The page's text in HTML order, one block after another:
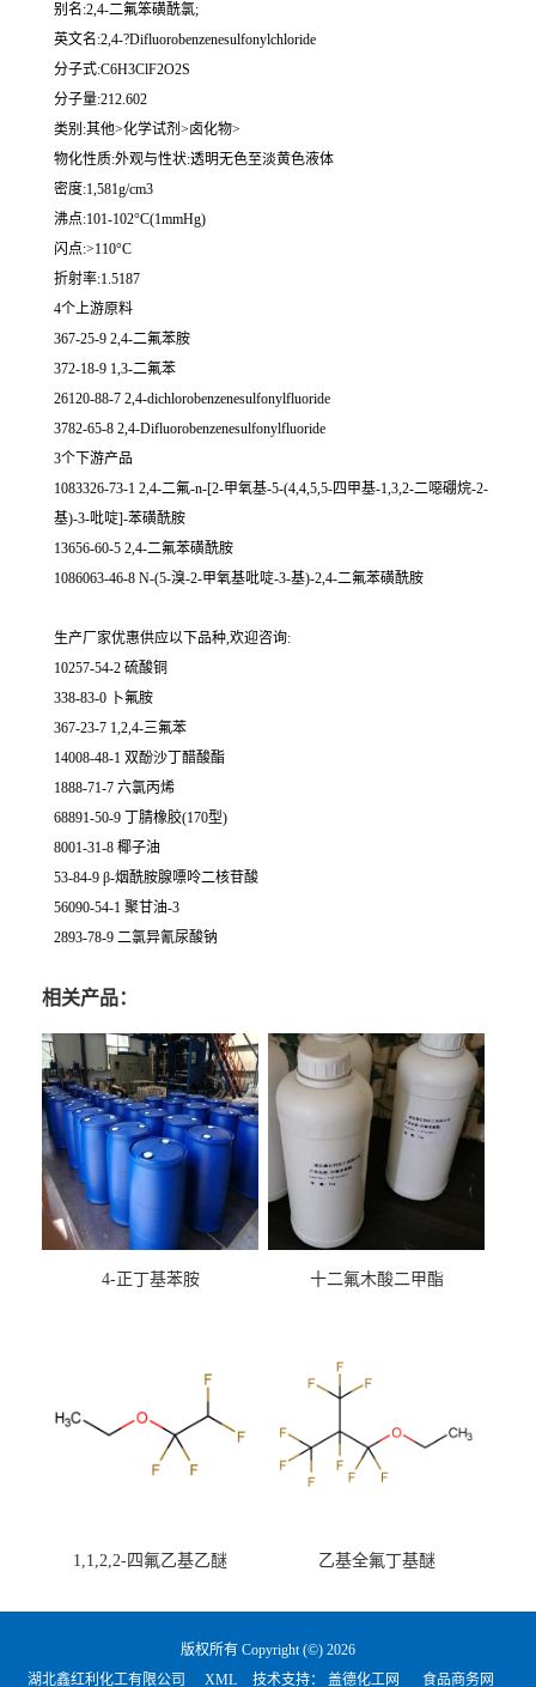
别名:2,4-二氟笨磺酰氯;
英文名:2,4-?Difluorobenzenesulfonylchloride
分子式:C6H3ClF2O2S
分子量:212.602
类别:其他>化学试剂>卤化物>
物化性质:外观与性状:透明无色至淡黄色液体
密度:1,581g/cm3
沸点:101-102°C(1mmHg)
闪点:>110°C
折射率:1.5187
4个上游原料
367-25-9 2,4-二氟苯胺
372-18-9 1,3-二氟苯
26120-88-7 2,4-dichlorobenzenesulfonylfluoride
3782-65-8 2,4-Difluorobenzenesulfonylfluoride
3个下游产品
1083326-73-1 2,4-二氟-n-[2-甲氧基-5-(4,4,5,5-四甲基-1,3,2-二噁硼烷-2-
基)-3-吡啶]-苯磺酰胺
13656-60-5 2,4-二氟苯磺酰胺
1086063-46-8 N-(5-溴-2-甲氧基吡啶-3-基)-2,4-二氟苯磺酰胺
生产厂家优惠供应以下品种,欢迎咨询:
10257-54-2 硫酸铜
338-83-0 卜氟胺
367-23-7 1,2,4-三氟苯
14008-48-1 双酚沙丁醋酸酯
1888-71-7 六氯丙烯
68891-50-9 丁腈橡胶(170型)
8001-31-8 椰子油
53-84-9 β-烟酰胺腺嘌呤二核苷酸
56090-54-1 聚甘油-3
2893-78-9 二氯异氰尿酸钠
相关产品：
4-正丁基苯胺 十二氟木酸二甲酯
1,1,2,2-四氟乙基乙醚 乙基全氟丁基醚
版权所有 Copyright (©) 2026
湖北鑫红利化工有限公司
XML 技术支持： 盖德化工网 食品商务网